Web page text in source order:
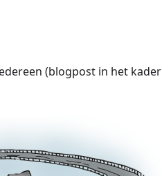
(blogpost in het kader